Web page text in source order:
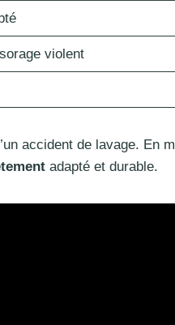
violent
accident de lavage. En
adapté et durable.